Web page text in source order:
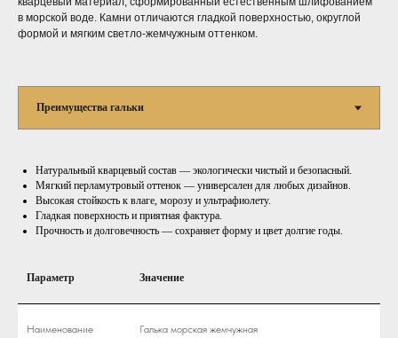
в морской воде. Камни отличаются гладкой поверхностью, округлой
формой и мягким светло-жемчужным оттенком.
Натуральный кварцевый состав — экологически чистый и безопасный.
Мягкий перламутровый оттенок — универсален для любых дизайнов.
Высокая стойкость к влаге, морозу и ультрафиолету.
Гладкая поверхность и приятная фактура.
Прочность и долговечность — сохраняет форму и цвет долгие годы.
Параметр Значение
Наименование Галька морская жемчужная